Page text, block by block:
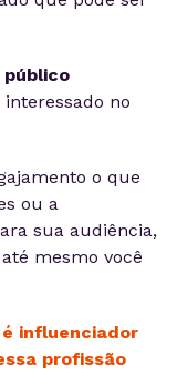
no
o que
ou a
sua audiência,
mesmo você
é influenciador
profissão